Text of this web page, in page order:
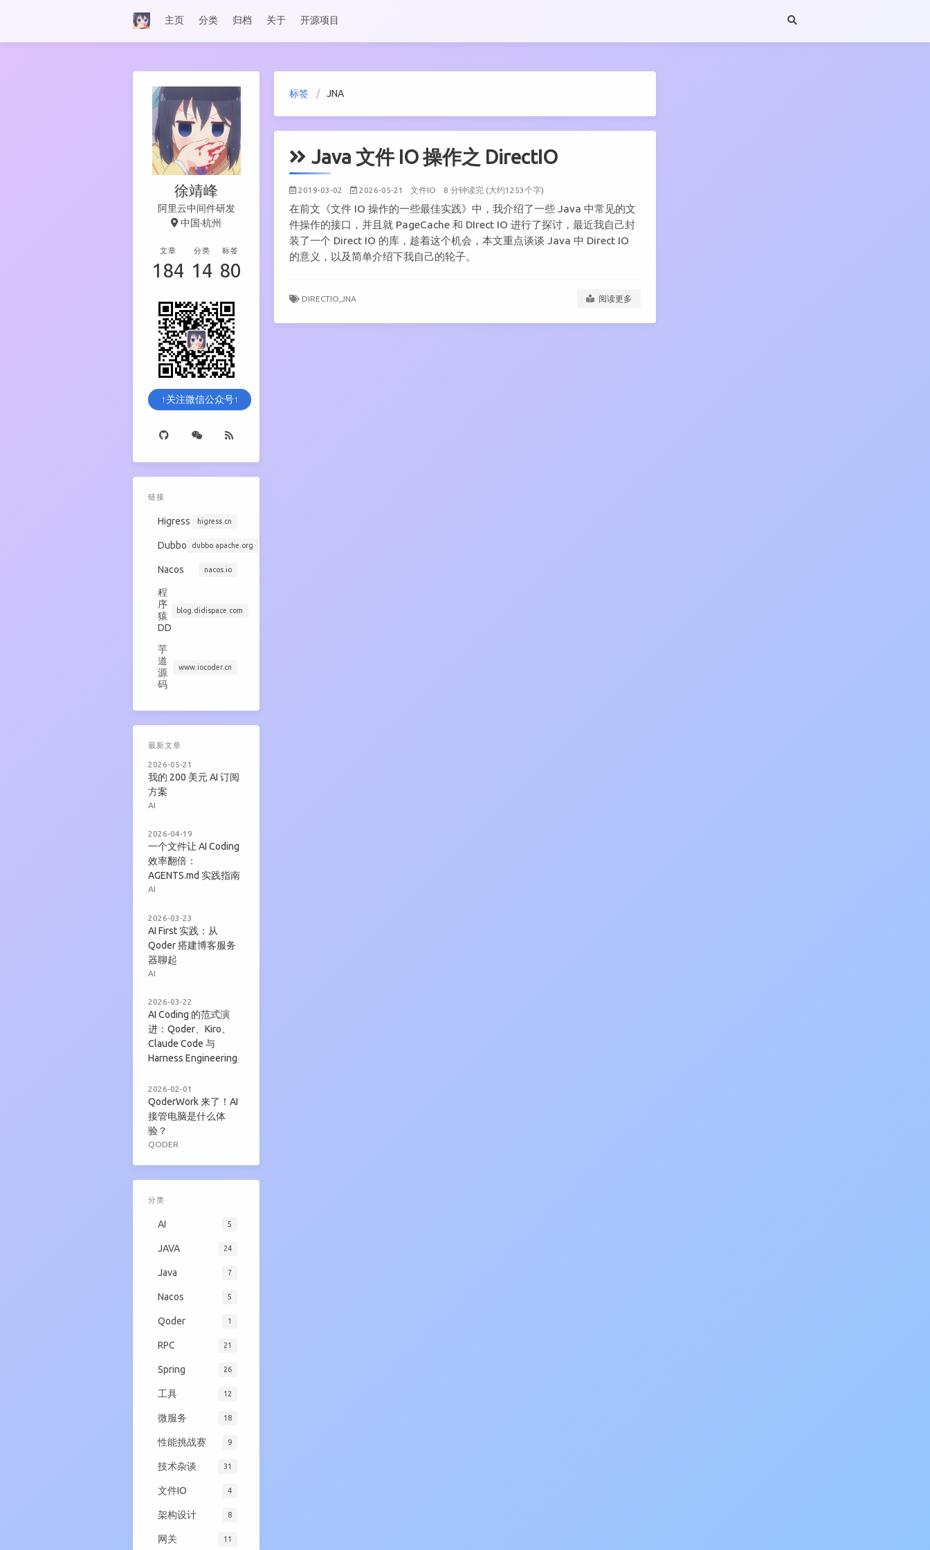
主页 分类 归档 关于 开源项目
标签 JNA
Java 文件 IO 操作之 DirectIO
2019-03-02 2026-05-21 文件IO 8 分钟读完 (大约1253个字)
在前文《文件 IO 操作的一些最佳实践》中，我介绍了一些 Java 中常见的文
件操作的接口，并且就 PageCache 和 DIrect IO 进行了探讨，最近我自己封
装了一个 Direct IO 的库，趁着这个机会，本文重点谈谈 Java 中 Direct IO
的意义，以及简单介绍下我自己的轮子。
DIRECTIO,JNA 阅读更多
徐靖峰
阿里云中间件研发
中国·杭州
文章
184
分类
14
标签
80
↑关注微信公众号↑
链接
Higress higress.cn
Dubbo dubbo.apache.org
Nacos nacos.io
程
序
猿
DD
blog.didispace.com
芋
道
源
码
www.iocoder.cn
最新文章
2026-05-21
我的 200 美元 AI 订阅
方案
AI
2026-04-19
一个文件让 AI Coding
效率翻倍：
AGENTS.md 实践指南
AI
2026-03-23
AI First 实践：从
Qoder 搭建博客服务
器聊起
AI
2026-03-22
AI Coding 的范式演
进：Qoder、Kiro、
Claude Code 与
Harness Engineering
2026-02-01
QoderWork 来了！AI
接管电脑是什么体
验？
QODER
分类
AI 5
JAVA 24
Java 7
Nacos 5
Qoder 1
RPC 21
Spring 26
工具 12
微服务 18
性能挑战赛 9
技术杂谈 31
文件IO 4
架构设计 8
网关 11